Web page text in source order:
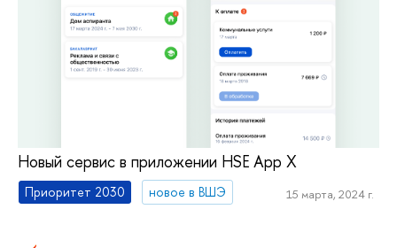
Новый сервис в приложении HSE App X
Приоритет 2030 новое в ВШЭ 15 марта, 2024 г.